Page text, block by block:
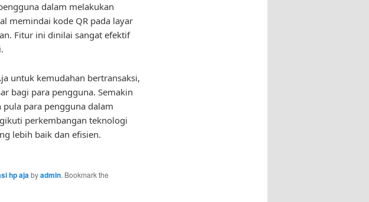
dalam melakukan
memindai kode QR pada layar
Fitur ini dinilai sangat efektif
untuk kemudahan bertransaksi,
bagi para pengguna. Semakin
para pengguna dalam
perkembangan teknologi
lebih baik dan efisien.
hp ajabyadmin. Bookmark the